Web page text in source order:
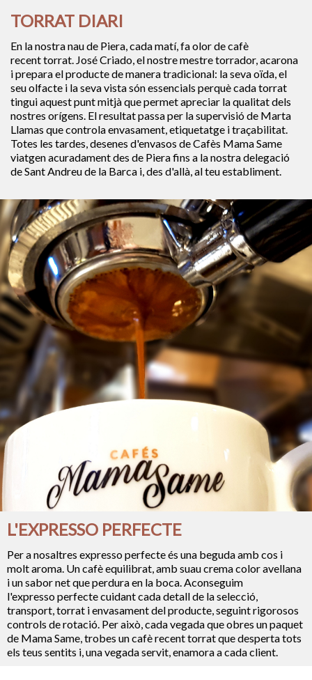
TORRAT DIARI
En la nostra nau de Piera, cada matí, fa olor de cafè
recent torrat. José Criado, el nostre mestre torrador, acarona
i prepara el producte de manera tradicional: la seva oïda, el
seu olfacte i la seva vista són essencials perquè cada torrat
tingui aquest punt mitjà que permet apreciar la qualitat dels
nostres orígens. El resultat passa per la supervisió de Marta
Llamas que controla envasament, etiquetatge i traçabilitat.
Totes les tardes, desenes d'envasos de Cafès Mama Same
viatgen acuradament des de Piera fins a la nostra delegació
de Sant Andreu de la Barca i, des d'allà, al teu establiment.
L'EXPRESSO PERFECTE
Per a nosaltres expresso perfecte és una beguda amb cos i
molt aroma. Un cafè equilibrat, amb suau crema color avellana
i un sabor net que perdura en la boca. Aconseguim
l'expresso perfecte cuidant cada detall de la selecció,
transport, torrat i envasament del producte, seguint rigorosos
controls de rotació. Per això, cada vegada que obres un paquet
de Mama Same, trobes un cafè recent torrat que desperta tots
els teus sentits i, una vegada servit, enamora a cada client.